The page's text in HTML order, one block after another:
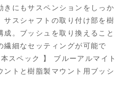
i a
g
e
t l
きにもサスペンションをしっか
サスシャフトの取り付け部を樹
。ブッシュを取り換えること
繊細なセッティングが可能で
スペック 】 ブルーアルマイト
ントと樹脂製マウント用ブッシ